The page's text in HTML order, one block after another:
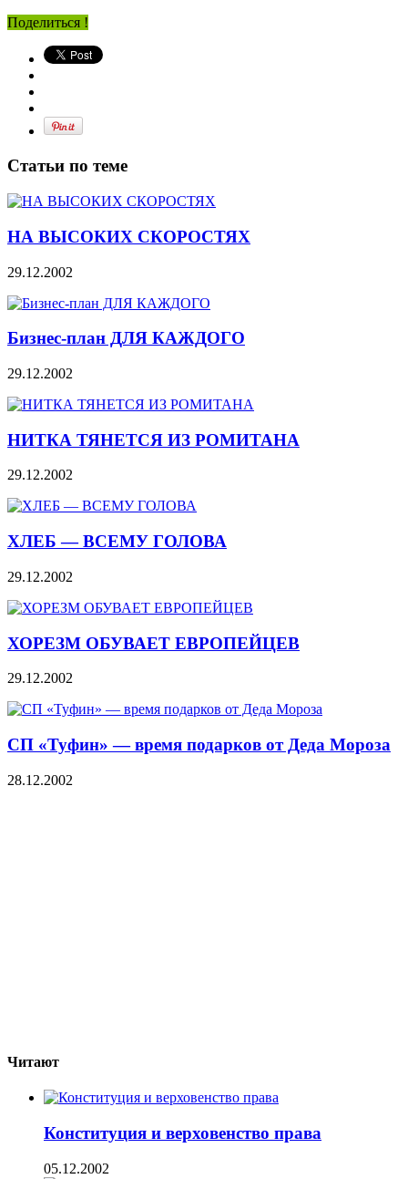
Поделиться !
Статьи по теме
НА ВЫСОКИХ СКОРОСТЯХ
29.12.2002
Бизнес-план ДЛЯ КАЖДОГО
29.12.2002
НИТКА ТЯНЕТСЯ ИЗ РОМИТАНА
29.12.2002
ХЛЕБ — ВСЕМУ ГОЛОВА
29.12.2002
ХОРЕЗМ ОБУВАЕТ ЕВРОПЕЙЦЕВ
29.12.2002
СП «Туфин» — время подарков от Деда Мороза
28.12.2002
Читают
Конституция и верховенство права
05.12.2002